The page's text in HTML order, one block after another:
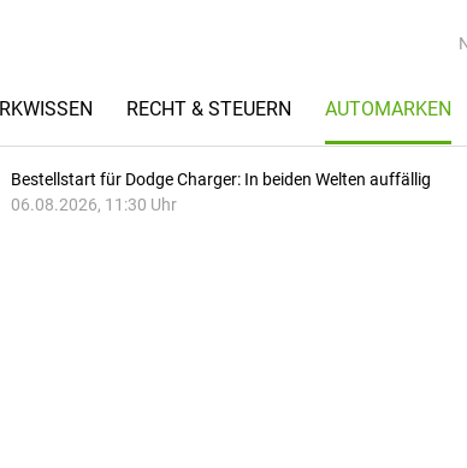
RECHT & STEUERN AUTOMARKEN
Bestellstart für Dodge Charger: In beiden Welten auffällig
06.08.2026, 11:30 Uhr